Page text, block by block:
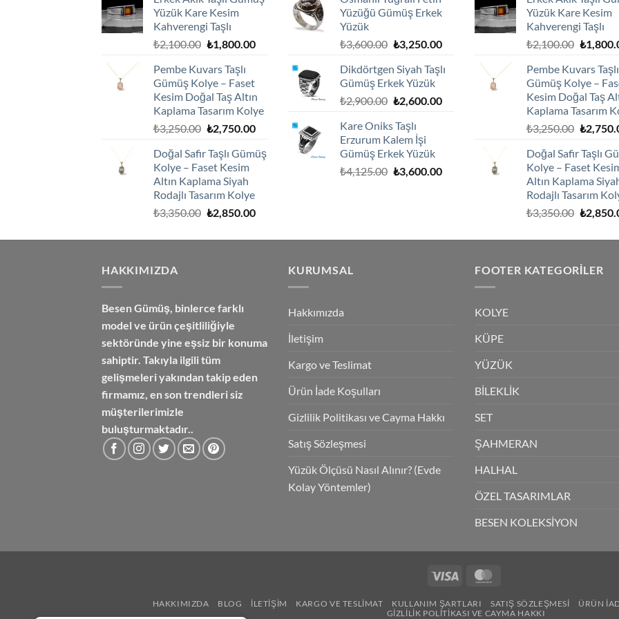
₺1,800.00.
Yüzük Kare Kesim
Kahverengi Taşlı
₺2,100.00 Orijinal
₺2,100.00.
₺1,800.00Şu
₺1,800.00.
Pembe Kuvars Taşlı
Gümüş Kolye – Faset
Kesim Doğal Taş Altın
Kaplama Tasarım Kolye
₺3,250.00 Orijinal
₺3,250.00.
₺2,750.00Şu
fiyat:
Doğal Safir Taşlı Gümüş
Kolye – Faset Kesim
Altın Kaplama Siyah
Rodajlı Tasarım Kolye
₺3,350.00 Orijinal
₺3,350.00.
₺2,850.00Şu
fiyat:
₺1,800.00.
Yüzüğü Gümüş Erkek
Yüzük
₺3,600.00 Orijinal
₺3,600.00.
₺3,250.00Şu
fiyat:
₺3,250.00.
Dikdörtgen Siyah Taşlı
Gümüş Erkek Yüzük
₺2,900.00 Orijinal
₺2,900.00.
₺2,600.00Şu
Kare Oniks Taşlı
Erzurum Kalem İşi
Gümüş Erkek Yüzük
₺4,125.00 Orijinal
₺3,600.00Şu
Yüzük Kare Kesim
Kahverengi Taşlı
₺2,100.00 Orijinal
₺
Pembe Kuvars Taşlı
Gümüş Kolye –
Kesim Doğal Taş
Kaplama Tasarım
₺3,250.00 Orijinal
₺
Doğal Safir Taşlı
Kolye – Faset
Altın Kaplama
Rodajlı Tasarım
₺3,350.00 Orijinal
₺
HAKKIMIZDA
Besen Gümüş, binlerce farklı
model ve ürün çeşitliliğiyle
sektöründe yine eşsiz bir konuma
sahiptir. Takıyla ilgili tüm
gelişmeleri yakından takip eden
firmamız, en son trendleri siz
müşterilerimizle
buluşturmaktadır..
KURUMSAL
Hakkımızda
İletişim
Kargo ve Teslimat
Ürün İade Koşulları
Gizlilik Politikası ve Cayma Hakkı
Satış Sözleşmesi
Yüzük Ölçüsü Nasıl Alınır? (Evde
Kolay Yöntemler)
FOOTER KATEGORILER
KOLYE
KÜPE
YÜZÜK
BİLEKLİK
SET
ŞAHMERAN
HALHAL
ÖZEL TASARIMLAR
BESEN KOLEKSİYON
Visa
HAKKIMIZDA BLOG İLETIŞIM KARGO VE TESLIMAT KULLANIM ŞARTLARI SATIŞ SÖZLEŞMESI ÜRÜN
GIZLILIK POLITIKASI VE CAYMA HAKKI